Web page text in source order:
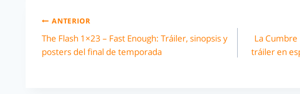
ANTERIOR
The Flash 1×23 – Fast Enough: Tráiler, sinopsis y
posters del final de temporada
La Cumbre
tráiler en